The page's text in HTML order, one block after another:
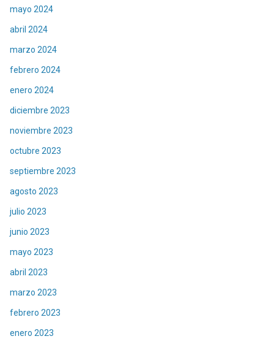
mayo 2024
abril 2024
marzo 2024
febrero 2024
enero 2024
diciembre 2023
noviembre 2023
octubre 2023
septiembre 2023
agosto 2023
julio 2023
junio 2023
mayo 2023
abril 2023
marzo 2023
febrero 2023
enero 2023